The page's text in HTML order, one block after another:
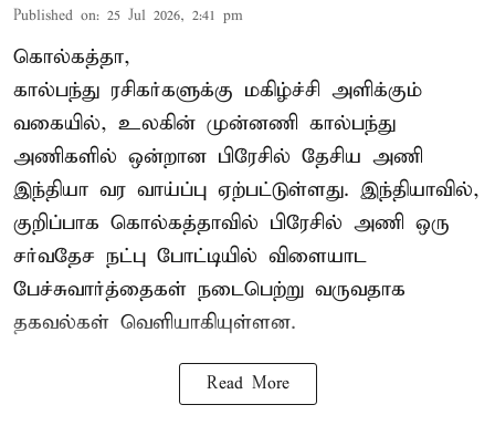
Published on: 25 Jul 2026, 2:41 pm
கொல்கத்தா,
கால்பந்து ரசிகர்களுக்கு மகிழ்ச்சி அளிக்கும்
வகையில், உலகின் முன்னணி கால்பந்து
அணிகளில் ஒன்றான பிரேசில் தேசிய அணி
இந்தியா வர வாய்ப்பு ஏற்பட்டுள்ளது. இந்தியாவில்,
குறிப்பாக கொல்கத்தாவில் பிரேசில் அணி ஒரு
சர்வதேச நட்பு போட்டியில் விளையாட
பேச்சுவார்த்தைகள் நடைபெற்று வருவதாக
தகவல்கள் வெளியாகியுள்ளன.
Read More